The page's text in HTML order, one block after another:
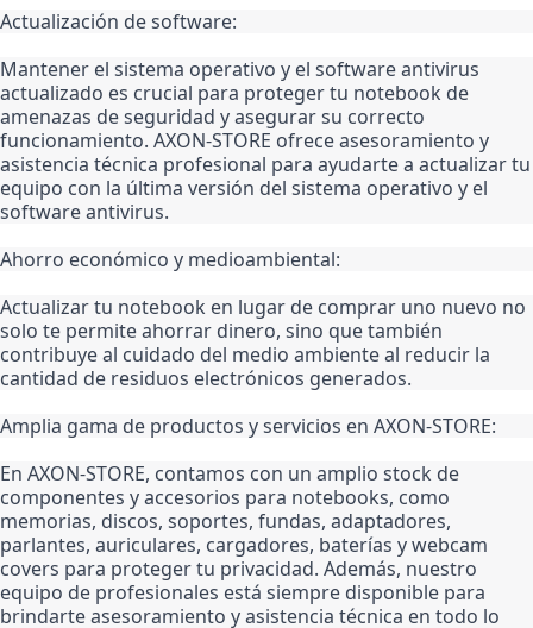
Actualización de software:
Mantener el sistema operativo y el software antivirus
actualizado es crucial para proteger tu notebook de
amenazas de seguridad y asegurar su correcto
funcionamiento. AXON-STORE ofrece asesoramiento y
asistencia técnica profesional para ayudarte a actualizar tu
equipo con la última versión del sistema operativo y el
software antivirus.
Ahorro económico y medioambiental:
Actualizar tu notebook en lugar de comprar uno nuevo no
solo te permite ahorrar dinero, sino que también
contribuye al cuidado del medio ambiente al reducir la
cantidad de residuos electrónicos generados.
Amplia gama de productos y servicios en AXON-STORE:
En AXON-STORE, contamos con un amplio stock de
componentes y accesorios para notebooks, como
memorias, discos, soportes, fundas, adaptadores,
parlantes, auriculares, cargadores, baterías y webcam
covers para proteger tu privacidad. Además, nuestro
equipo de profesionales está siempre disponible para
brindarte asesoramiento y asistencia técnica en todo lo